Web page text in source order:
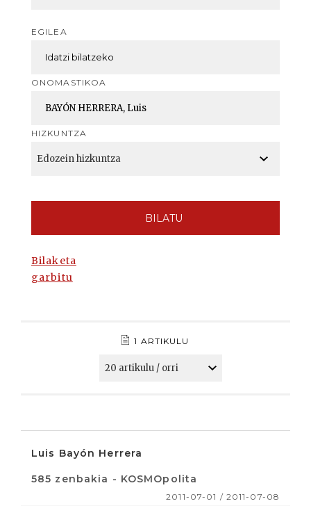
EGILEA
ONOMASTIKOA
HIZKUNTZA
BILATU
Bilaketa
garbitu
1 ARTIKULU
Luis Bayón Herrera
585 zenbakia - KOSMOpolita
2011-07-01 / 2011-07-08